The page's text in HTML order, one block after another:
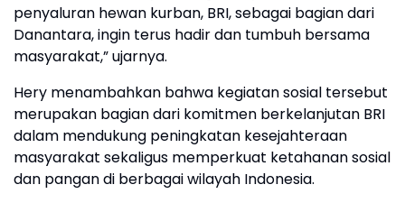
penyaluran hewan kurban, BRI, sebagai bagian dari
Danantara, ingin terus hadir dan tumbuh bersama
masyarakat,” ujarnya.
Hery menambahkan bahwa kegiatan sosial tersebut
merupakan bagian dari komitmen berkelanjutan BRI
dalam mendukung peningkatan kesejahteraan
masyarakat sekaligus memperkuat ketahanan sosial
dan pangan di berbagai wilayah Indonesia.